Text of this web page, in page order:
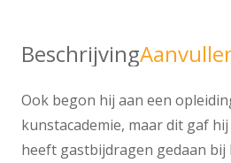
Beschrijving
Ook begon hij aan een
kunstacademie, maar dit gaf
heeft gastbijdragen gedaan bij